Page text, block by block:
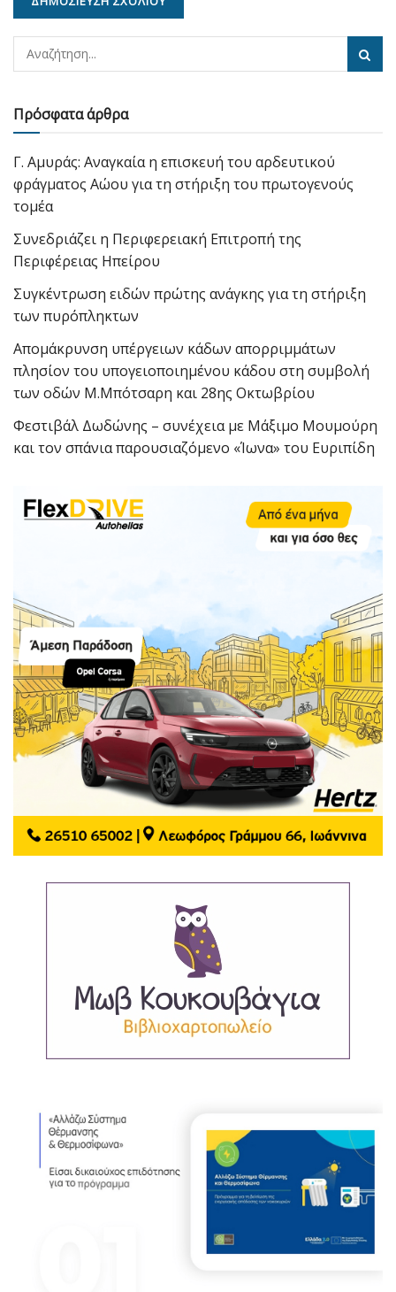
Πρόσφατα άρθρα
Γ. Αμυράς: Αναγκαία η επισκευή του αρδευτικού
φράγματος Αώου για τη στήριξη του πρωτογενούς
τομέα
Συνεδριάζει η Περιφερειακή Επιτροπή της
Περιφέρειας Ηπείρου
Συγκέντρωση ειδών πρώτης ανάγκης για τη στήριξη
των πυρόπληκτων
Απομάκρυνση υπέργειων κάδων απορριμμάτων
πλησίον του υπογειοποιημένου κάδου στη συμβολή
των οδών Μ.Μπότσαρη και 28ης Οκτωβρίου
Φεστιβάλ Δωδώνης – συνέχεια με Μάξιμο Μουμούρη
και τον σπάνια παρουσιαζόμενο «Ίωνα» του Ευριπίδη